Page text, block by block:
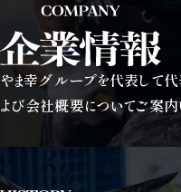
企業情報
やま幸グループを代表して
よび会社概要についてご案内